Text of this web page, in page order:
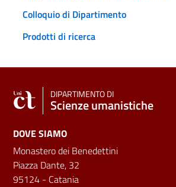
Colloquio di Dipartimento
Prodotti di ricerca
DIPARTIMENTO DI
Scienze umanistiche
DOVE SIAMO
Monastero dei Benedettini
Piazza Dante, 32
95124 - Catania